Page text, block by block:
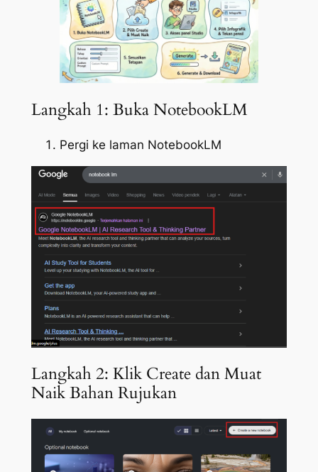
Langkah 1: Buka NotebookLM
Pergi ke laman NotebookLM
Langkah 2: Klik Create dan Muat
Naik Bahan Rujukan